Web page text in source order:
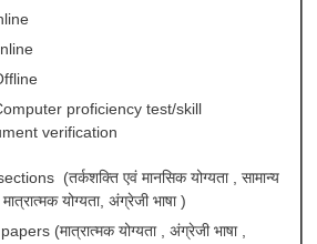
proficiency test/skill
verification
(तर्कशक्ति एवं मानसिक योग्यता , सामान्य
योग्यता, अंग्रेजी भाषा )
(मात्रात्मक योग्यता , अंग्रेजी भाषा ,